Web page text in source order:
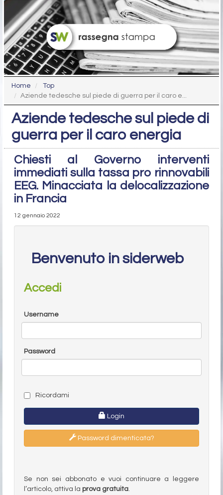
Home
Top
Aziende tedesche sul piede di guerra per il caro e...
Aziende tedesche sul piede di
guerra per il caro energia
Chiesti al Governo interventi
immediati sulla tassa pro rinnovabili
EEG. Minacciata la delocalizzazione
in Francia
12 gennaio 2022
Benvenuto in siderweb
Accedi
Username
Password
Ricordami
Login
Password dimenticata?
Se non sei abbonato e vuoi continuare a leggere
l’articolo, attiva la prova gratuita.